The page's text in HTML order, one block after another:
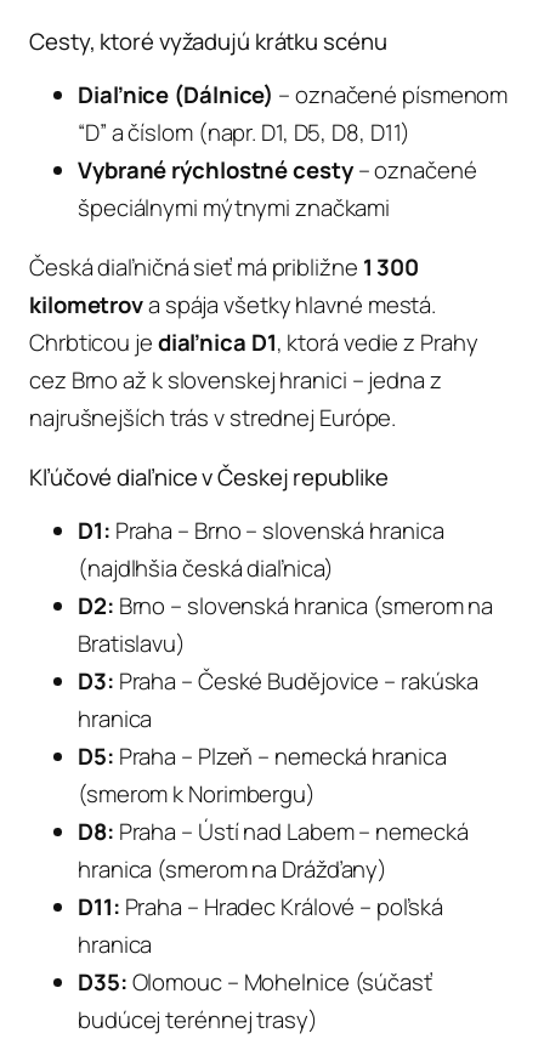
Cesty, ktoré vyžadujú krátku scénu
Diaľnice (Dálnice) – označené písmenom
“D” a číslom (napr. D1, D5, D8, D11)
Vybrané rýchlostné cesty– označené
špeciálnymi mýtnymi značkami
Česká diaľničná sieť má približne 1 300
kilometrova spája všetky hlavné mestá.
Chrbticou jediaľnica D1, ktorá vedie z Prahy
cez Brno až k slovenskej hranici – jedna z
najrušnejších trás v strednej Európe.
Kľúčové diaľnice v Českej republike
D1: Praha – Brno – slovenská hranica
(najdlhšia česká diaľnica)
D2: Brno – slovenská hranica (smerom na
Bratislavu)
D3: Praha – České Budějovice – rakúska
hranica
D5: Praha – Plzeň – nemecká hranica
(smerom k Norimbergu)
D8: Praha – Ústí nad Labem – nemecká
hranica (smerom na Drážďany)
D11: Praha – Hradec Králové – poľská
hranica
D35:Olomouc – Mohelnice (súčasť
budúcej terénnej trasy)